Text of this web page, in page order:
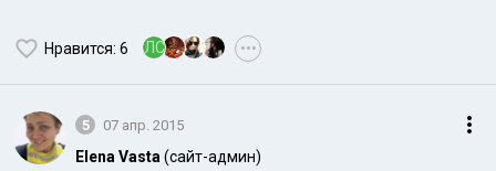
Нравится: 6 ЛС •••
5 07 апр. 2015
Elena Vasta (сайт-админ)